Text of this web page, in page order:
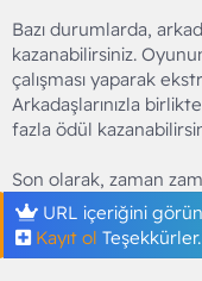
Bazı durumlarda,
kazanabilirsiniz.
çalışması yaparak
Arkadaşlarınızla
fazla ödül
Son olarak, zaman
URL içeriğini
Kayıt ol Teşekkürler.